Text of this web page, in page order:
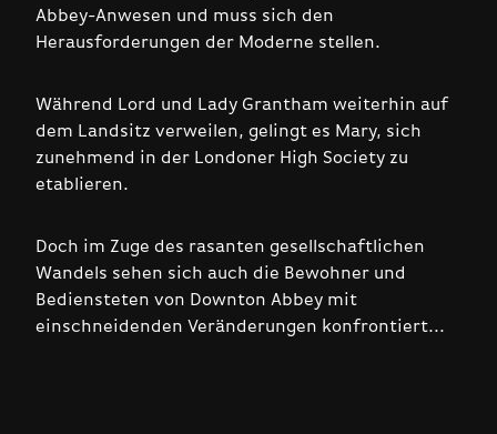
Abbey-Anwesen und muss sich den
Herausforderungen der Moderne stellen.
Während Lord und Lady Grantham weiterhin auf
dem Landsitz verweilen, gelingt es Mary, sich
zunehmend in der Londoner High Society zu
etablieren.
Doch im Zuge des rasanten gesellschaftlichen
Wandels sehen sich auch die Bewohner und
Bediensteten von Downton Abbey mit
einschneidenden Veränderungen konfrontiert...